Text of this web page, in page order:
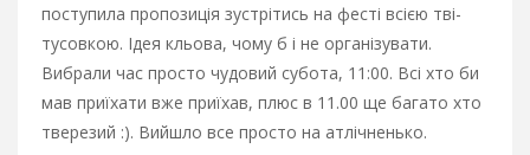
поступила пропозиція зустрітись на фесті всією тві-
тусовкою. Ідея кльова, чому б і не організувати.
Вибрали час просто чудовий субота, 11:00. Всі хто би
мав приїхати вже приїхав, плюс в 11.00 ще багато хто
тверезий :). Вийшло все просто на атлічненько.